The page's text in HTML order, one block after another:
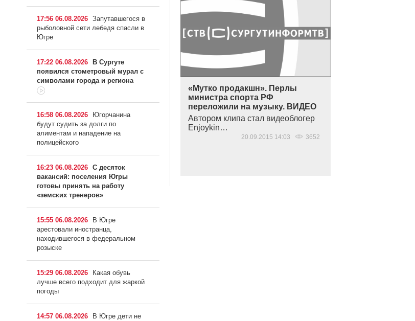
«Мутко продакшн». Перлы
министра спорта РФ
переложили на музыку. ВИДЕО
Автором клипа стал видеоблогер
Enjoykin…
20.09.2015 14:03 3652
17:56 06.08.2026 Запутавшегося в
рыболовной сети лебедя спасли в
Югре
17:22 06.08.2026
В Сургуте
появился стометровый мурал с
символами города и региона
16:58 06.08.2026
Югорчанина
будут судить за долги по
алиментам и нападение на
полицейского
16:23 06.08.2026 С десяток
вакансий: поселения Югры
готовы принять на работу
«земских тренеров»
15:55 06.08.2026
В Югре
арестовали иностранца,
находившегося в федеральном
розыске
15:29 06.08.2026
Какая обувь
лучше всего подходит для жаркой
погоды
14:57 06.08.2026
В Югре дети не